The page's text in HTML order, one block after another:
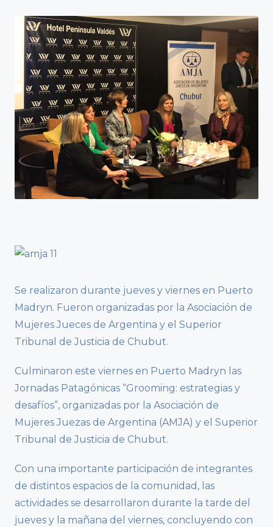
Se realizaron durante jueves y viernes en Puerto
Madryn. Fueron organizadas por la Asociación de
Mujeres Jueces de Argentina y el Superior
Tribunal de Justicia de Chubut.
Culminaron este viernes en Puerto Madryn las
Jornadas Patagónicas “Grooming: estrategias y
desafíos”, organizadas por la Asociación de
Mujeres Juezas de Argentina (AMJA) y el Superior
Tribunal de Justicia de Chubut.
Con una importante participación de integrantes
de distintos espacios de la comunidad, las
actividades se desarrollaron durante la tarde del
jueves y la mañana del viernes, concluyendo con